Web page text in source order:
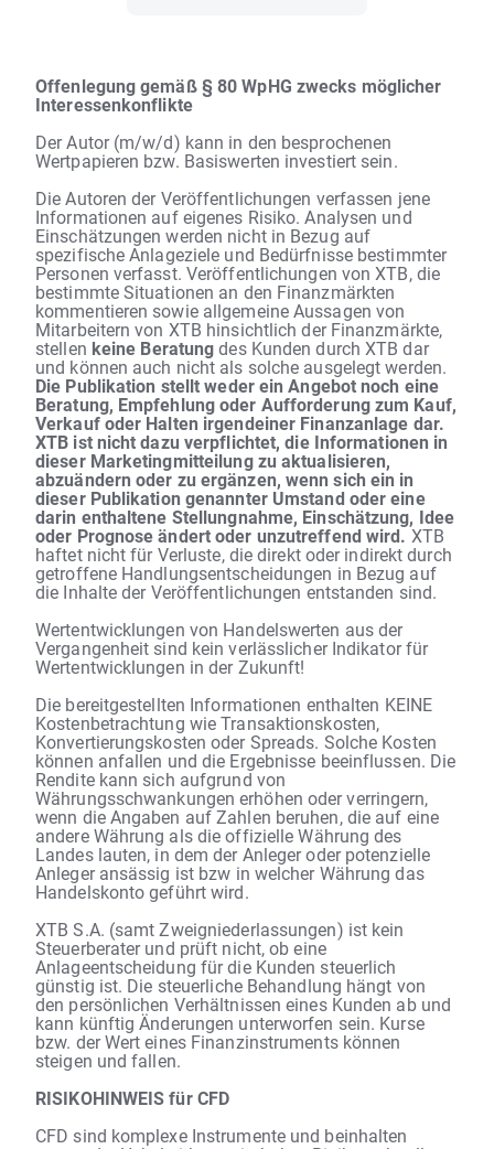
Offenlegung gemäß § 80 WpHG zwecks möglicher
Interessenkonflikte
Der Autor (m/w/d) kann in den besprochenen
Wertpapieren bzw. Basiswerten investiert sein.
Die Autoren der Veröffentlichungen verfassen jene
Informationen auf eigenes Risiko. Analysen und
Einschätzungen werden nicht in Bezug auf
spezifische Anlageziele und Bedürfnisse bestimmter
Personen verfasst. Veröffentlichungen von XTB, die
bestimmte Situationen an den Finanzmärkten
kommentieren sowie allgemeine Aussagen von
Mitarbeitern von XTB hinsichtlich der Finanzmärkte,
stellen keine Beratungdes Kunden durch XTB dar
und können auch nicht als solche ausgelegt werden.
Die Publikation stellt weder ein Angebot noch eine
Beratung, Empfehlung oder Aufforderung zum Kauf,
Verkauf oder Halten irgendeiner Finanzanlage dar.
XTB ist nicht dazu verpflichtet, die Informationen in
dieser Marketingmitteilung zu aktualisieren,
abzuändern oder zu ergänzen, wenn sich ein in
dieser Publikation genannter Umstand oder eine
darin enthaltene Stellungnahme, Einschätzung, Idee
oder Prognose ändert oder unzutreffend wird. XTB
haftet nicht für Verluste, die direkt oder indirekt durch
getroffene Handlungsentscheidungen in Bezug auf
die Inhalte der Veröffentlichungen entstanden sind.
Wertentwicklungen von Handelswerten aus der
Vergangenheit sind kein verlässlicher Indikator für
Wertentwicklungen in der Zukunft!
Die bereitgestellten Informationen enthalten KEINE
Kostenbetrachtung wie Transaktionskosten,
Konvertierungskosten oder Spreads. Solche Kosten
können anfallen und die Ergebnisse beeinflussen. Die
Rendite kann sich aufgrund von
Währungsschwankungen erhöhen oder verringern,
wenn die Angaben auf Zahlen beruhen, die auf eine
andere Währung als die offizielle Währung des
Landes lauten, in dem der Anleger oder potenzielle
Anleger ansässig ist bzw in welcher Währung das
Handelskonto geführt wird.
XTB S.A. (samt Zweigniederlassungen) ist kein
Steuerberater und prüft nicht, ob eine
Anlageentscheidung für die Kunden steuerlich
günstig ist. Die steuerliche Behandlung hängt von
den persönlichen Verhältnissen eines Kunden ab und
kann künftig Änderungen unterworfen sein. Kurse
bzw. der Wert eines Finanzinstruments können
steigen und fallen.
RISIKOHINWEIS für CFD
CFD sind komplexe Instrumente und beinhalten